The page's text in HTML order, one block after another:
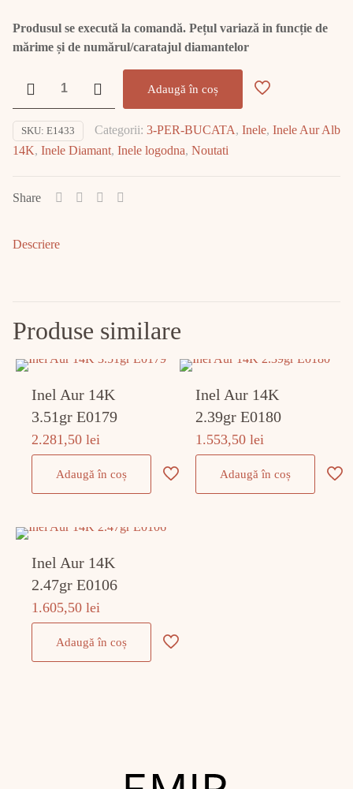
Produsul se execută la comandă. Pețul variază in funcție de
mărime și de numărul/caratajul diamantelor
Inel
Alb
cu
E1433
Adaugă în coș
SKU: E1433 Categorii: 3-PER-BUCATA, Inele, Inele Aur Alb
14K, Inele Diamant, Inele logodna, Noutati
Share
Descriere
Produse similare
Inel Aur 14K
3.51gr E0179
2.281,50lei
Adaugă în coș
Inel Aur 14K
2.39gr E0180
1.553,50lei
Adaugă în coș
Inel Aur 14K
2.47gr E0106
1.605,50lei
Adaugă în coș